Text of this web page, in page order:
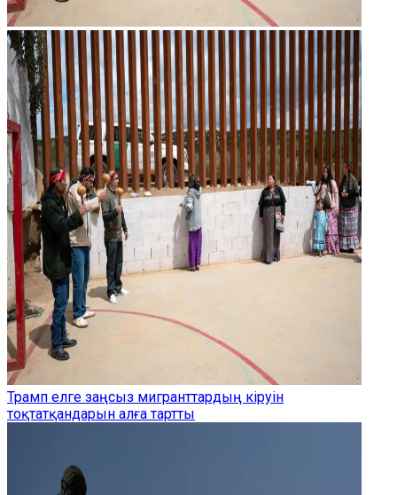
Трамп елге заңсыз мигранттардың кіруін
тоқтатқандарын алға тартты